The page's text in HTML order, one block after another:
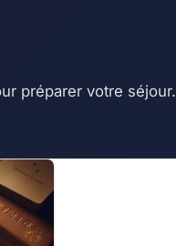
préparer votre séjour.